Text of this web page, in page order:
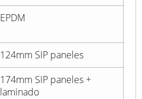
EPDM
124mm SIP paneles
174mm SIP paneles +
laminado